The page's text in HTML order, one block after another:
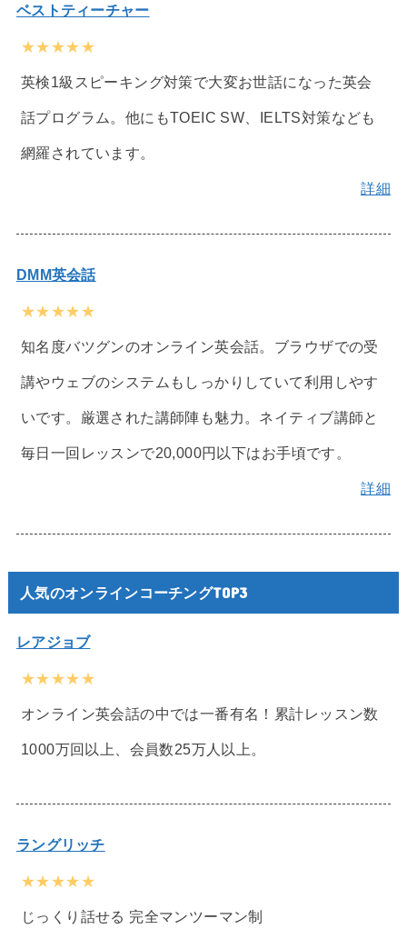
ベストティーチャー
★★★★★
英検1級スピーキング対策で大変お世話になった英会
話プログラム。他にもTOEIC SW、IELTS対策なども
網羅されています。
詳細
DMM英会話
★★★★★
知名度バツグンのオンライン英会話。ブラウザでの受
講やウェブのシステムもしっかりしていて利用しやす
いです。厳選された講師陣も魅力。ネイティブ講師と
毎日一回レッスンで20,000円以下はお手頃です。
詳細
人気のオンラインコーチングTOP3
レアジョブ
★★★★★
オンライン英会話の中では一番有名！累計レッスン数
1000万回以上、会員数25万人以上。
ラングリッチ
★★★★★
じっくり話せる 完全マンツーマン制